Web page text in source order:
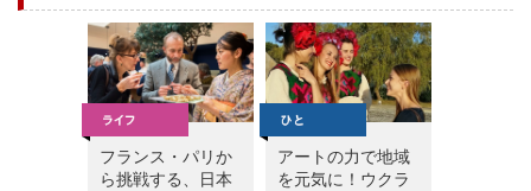
フランス・パリか
ら挑戦する、日本
アートの力で地域
を元気に！ウクラ